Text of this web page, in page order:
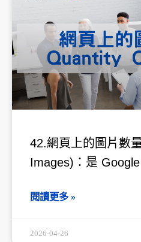
42.網頁上的圖片數
Images)：是
閱讀更多 »
2026-04-26